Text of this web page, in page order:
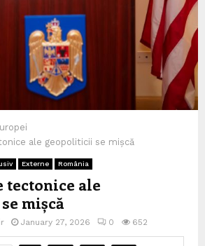
ale geopoliticii se mișcă
Externe România
tectonice ale
mișcă
January 27, 2026 0 652